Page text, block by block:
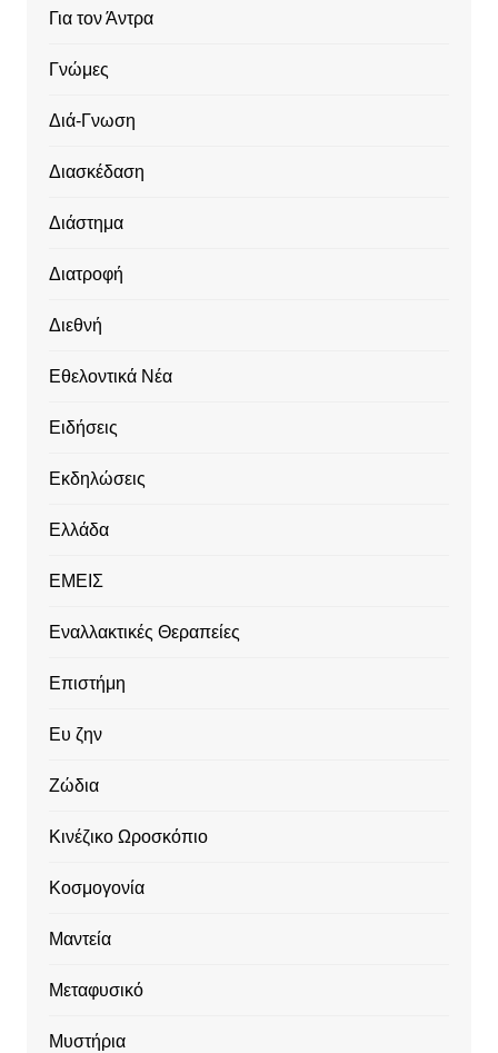
Για τον Άντρα
Γνώμες
Διά-Γνωση
Διασκέδαση
Διάστημα
Διατροφή
Διεθνή
Εθελοντικά Νέα
Ειδήσεις
Εκδηλώσεις
Ελλάδα
ΕΜΕΙΣ
Εναλλακτικές Θεραπείες
Επιστήμη
Ευ ζην
Ζώδια
Κινέζικο Ωροσκόπιο
Κοσμογονία
Μαντεία
Μεταφυσικό
Μυστήρια